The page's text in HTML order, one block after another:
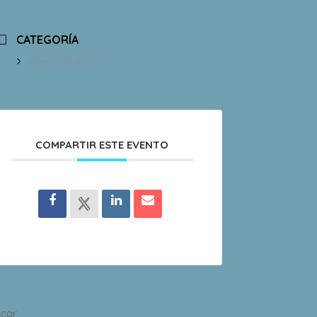
CATEGORÍA
Agenda cultural
COMPARTIR ESTE EVENTO